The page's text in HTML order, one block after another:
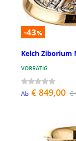
-43%
Kelch Ziborium
VORRÄTIG
Ab € 849,00 €